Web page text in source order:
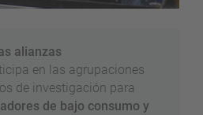
alianzas
en las agrupaciones
de investigación para
de bajo consumo y